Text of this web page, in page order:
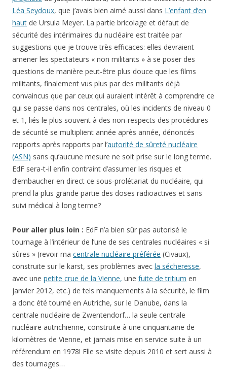
Léa Seydoux, que j’avais bien aimé aussi dans L’enfant d’en
haut de Ursula Meyer. La partie bricolage et défaut de
sécurité des intérimaires du nucléaire est traitée par
suggestions que je trouve très efficaces: elles devraient
amener les spectateurs « non militants » à se poser des
questions de manière peut-être plus douce que les films
militants, finalement vus plus par des militants déjà
convaincus que par ceux qui auraient intérêt à comprendre ce
qui se passe dans nos centrales, où les incidents de niveau 0
et 1, liés le plus souvent à des non-respects des procédures
de sécurité se multiplient année après année, dénoncés
rapports après rapports par l’autorité de sûreté nucléaire
(ASN) sans qu’aucune mesure ne soit prise sur le long terme.
EdF sera-t-il enfin contraint d’assumer les risques et
d’embaucher en direct ce sous-prolétariat du nucléaire, qui
prend la plus grande partie des doses radioactives et sans
suivi médical à long terme?
Pour aller plus loin : EdF n’a bien sûr pas autorisé le
tournage à l’intérieur de l’une de ses centrales nucléaires « si
sûres » (revoir ma centrale nucléaire préférée (Civaux),
construite sur le karst, ses problèmes avec la sécheresse,
avec une petite crue de la Vienne, une fuite de tritium en
janvier 2012, etc.) de tels manquements à la sécurité, le film
a donc été tourné en Autriche, sur le Danube, dans la
centrale nucléaire de Zwentendorf… la seule centrale
nucléaire autrichienne, construite à une cinquantaine de
kilomètres de Vienne, et jamais mise en service suite à un
référendum en 1978! Elle se visite depuis 2010 et sert aussi à
des tournages…